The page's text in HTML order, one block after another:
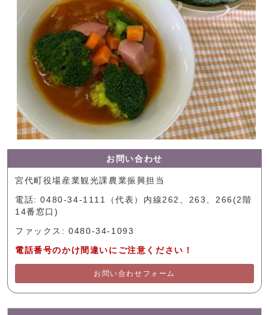
お問い合わせ
宮代町役場産業観光課農業振興担当
電話: 0480-34-1111（代表）内線262、263、266(2階
14番窓口)
ファックス: 0480-34-1093
電話番号のかけ間違いにご注意ください！
お問い合わせフォーム